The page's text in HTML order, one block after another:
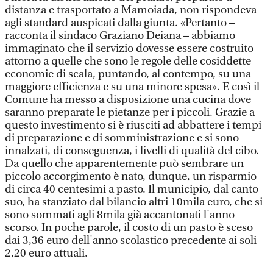
distanza e trasportato a Mamoiada, non rispondeva
agli standard auspicati dalla giunta. «Pertanto –
racconta il sindaco Graziano Deiana – abbiamo
immaginato che il servizio dovesse essere costruito
attorno a quelle che sono le regole delle cosiddette
economie di scala, puntando, al contempo, su una
maggiore efficienza e su una minore spesa». E così il
Comune ha messo a disposizione una cucina dove
saranno preparate le pietanze per i piccoli. Grazie a
questo investimento si è riusciti ad abbattere i tempi
di preparazione e di somministrazione e si sono
innalzati, di conseguenza, i livelli di qualità del cibo.
Da quello che apparentemente può sembrare un
piccolo accorgimento è nato, dunque, un risparmio
di circa 40 centesimi a pasto. Il municipio, dal canto
suo, ha stanziato dal bilancio altri 10mila euro, che si
sono sommati agli 8mila già accantonati l'anno
scorso. In poche parole, il costo di un pasto è sceso
dai 3,36 euro dell'anno scolastico precedente ai soli
2,20 euro attuali.